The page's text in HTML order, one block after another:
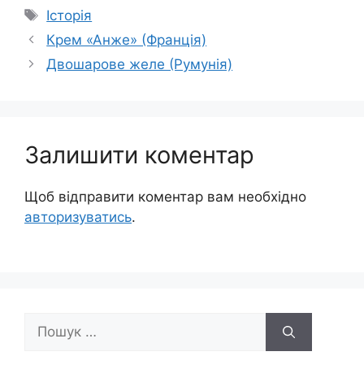
Позначки
Історія
Крем «Анже» (Франція)
Двошарове желе (Румунія)
Залишити коментар
Щоб відправити коментар вам необхідно
авторизуватись.
Пошук: